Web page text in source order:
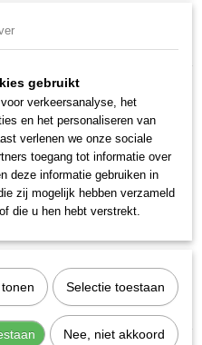
gebruikt
verkeersanalyse, het
en het personaliseren van
verlenen we onze sociale
toegang tot informatie over
deze informatie gebruiken in
zij mogelijk hebben verzameld
die u hen hebt verstrekt.
Selectie toestaan
Nee, niet akkoord